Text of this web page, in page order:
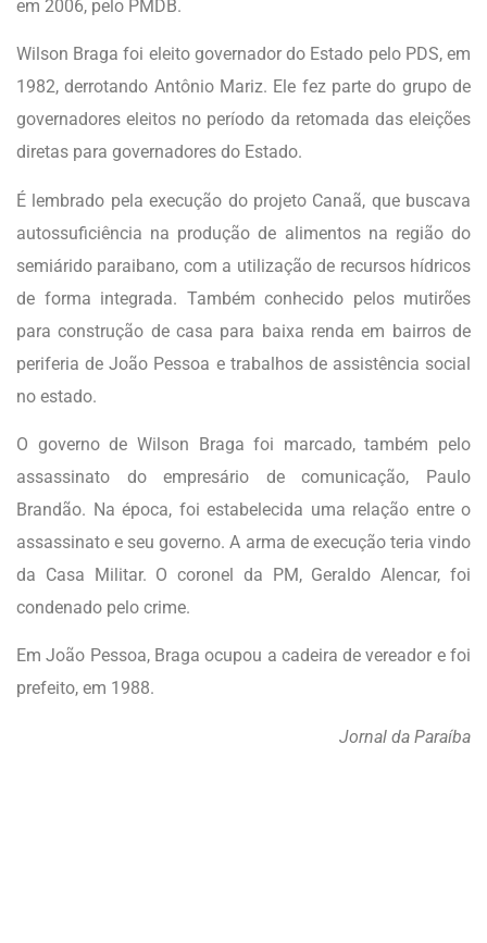
em 2006, pelo PMDB.
Wilson Braga foi eleito governador do Estado pelo PDS, em
1982, derrotando Antônio Mariz. Ele fez parte do grupo de
governadores eleitos no período da retomada das eleições
diretas para governadores do Estado.
É lembrado pela execução do projeto Canaã, que buscava
autossuficiência na produção de alimentos na região do
semiárido paraibano, com a utilização de recursos hídricos
de forma integrada. Também conhecido pelos mutirões
para construção de casa para baixa renda em bairros de
periferia de João Pessoa e trabalhos de assistência social
no estado.
O governo de Wilson Braga foi marcado, também pelo
assassinato do empresário de comunicação, Paulo
Brandão. Na época, foi estabelecida uma relação entre o
assassinato e seu governo. A arma de execução teria vindo
da Casa Militar. O coronel da PM, Geraldo Alencar, foi
condenado pelo crime.
Em João Pessoa, Braga ocupou a cadeira de vereador e foi
prefeito, em 1988.
Jornal da Paraíba